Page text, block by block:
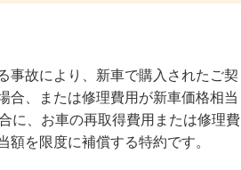
事故により、新車で購入されたご契
合、または修理費用が新車価格相当
に、お車の再取得費用または修理費
額を限度に補償する特約です。